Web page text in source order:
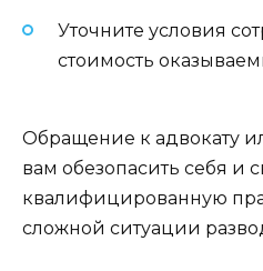
Уточните условия
стоимость
Обращение к адвокату
вам обезопасить себя и
квалифицированную
сложной ситуации